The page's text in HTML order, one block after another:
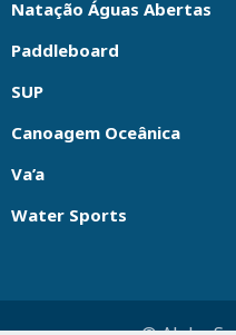
Natação Águas Abertas
Paddleboard
SUP
Canoagem Oceânica
Va’a
Water Sports